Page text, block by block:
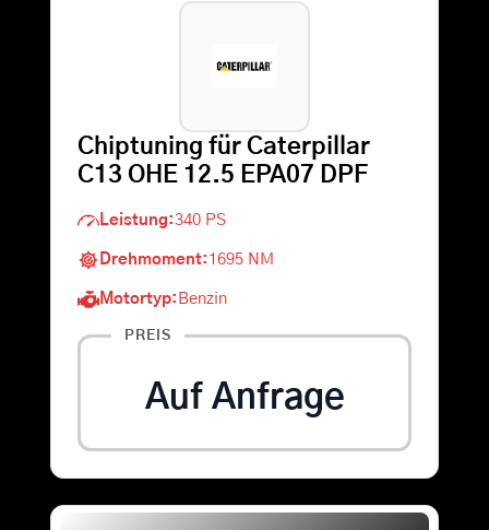
Warenkorb
Chiptuning für Caterpillar
C13 OHE 12.5 EPA07 DPF
Leistung:340 PS
Drehmoment: 1695 NM
Motortyp: Benzin
PREIS
Auf Anfrage